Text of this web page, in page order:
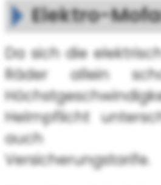
Elektro-
Da sich die
Räder allein
Helmpflicht
auch
Versicherungstarife.